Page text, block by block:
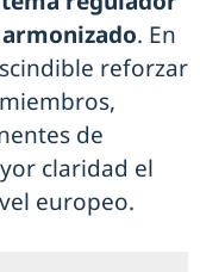
. En
reforzar
de
claridad el
europeo.